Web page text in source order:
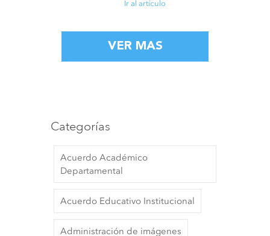
Ir al artículo
Categorías
Acuerdo Académico
Departamental
Acuerdo Educativo Institucional
Administración de imágenes